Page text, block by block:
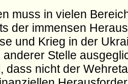
muss in vielen
der immensen
und Krieg in der
anderer Stelle
dass nicht der